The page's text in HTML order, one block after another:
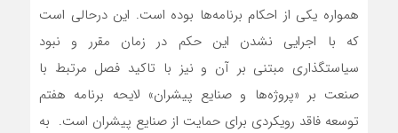
همواره یکی از احکام برنامه‌ها بوده است. این درحالی است
که با ‌اجرایی نشدن این حکم در زمان مقرر و نبود
سیاستگذاری مبتنی بر آن و نیز با تاکید فصل مرتبط با
صنعت بر «پروژه‌‌‌ها و صنایع پیشران» لایحه برنامه هفتم
توسعه فاقد رویکردی برای حمایت از صنایع پیشران است. به